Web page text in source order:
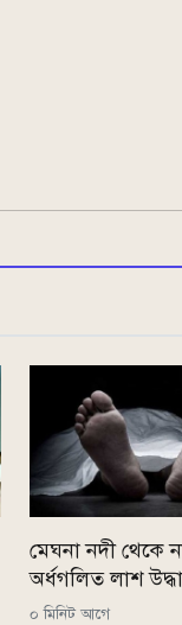
মেঘনা নদী থেকে
অর্ধগলিত লাশ
০ মিনিট আগে